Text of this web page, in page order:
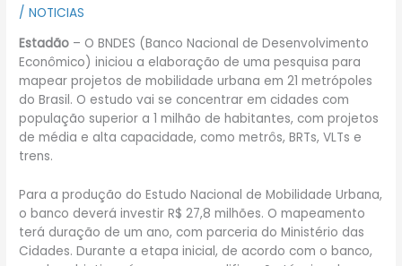
/NOTICIAS
Estadão – O BNDES (Banco Nacional de Desenvolvimento
Econômico) iniciou a elaboração de uma pesquisa para
mapear projetos de mobilidade urbana em 21 metrópoles
do Brasil. O estudo vai se concentrar em cidades com
população superior a 1 milhão de habitantes, com projetos
de média e alta capacidade, como metrôs, BRTs, VLTs e
trens.
Para a produção do Estudo Nacional de Mobilidade Urbana,
o banco deverá investir R$ 27,8 milhões. O mapeamento
terá duração de um ano, com parceria do Ministério das
Cidades. Durante a etapa inicial, de acordo com o banco,